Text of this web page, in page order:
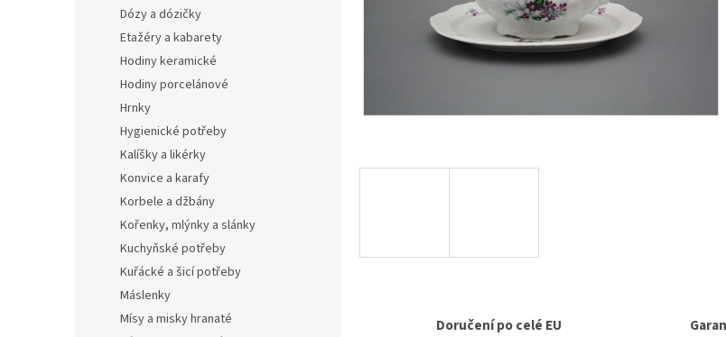
Dózy a dózičky
Etažéry a kabarety
Hodiny keramické
Hodiny porcelánové
Hrnky
Hygienické potřeby
Kalíšky a likérky
Konvice a karafy
Korbele a džbány
Kořenky, mlýnky a slánky
Kuchyňské potřeby
Kuřácké a šicí potřeby
Máslenky
Mísy a misky hranaté
Doručení po celé EU